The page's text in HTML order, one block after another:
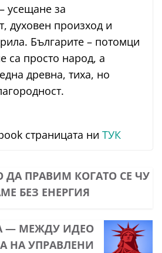
усещане за
духовен произход и
Българите – потомци
са просто народ, а
древна, тиха, но
страницата ни ТУК
ДА ПРАВИМ КОГАТО СЕ ЧУ
БЕЗ ЕНЕРГИЯ
— МЕЖДУ ИДЕО
НА УПРАВЛЕНИ